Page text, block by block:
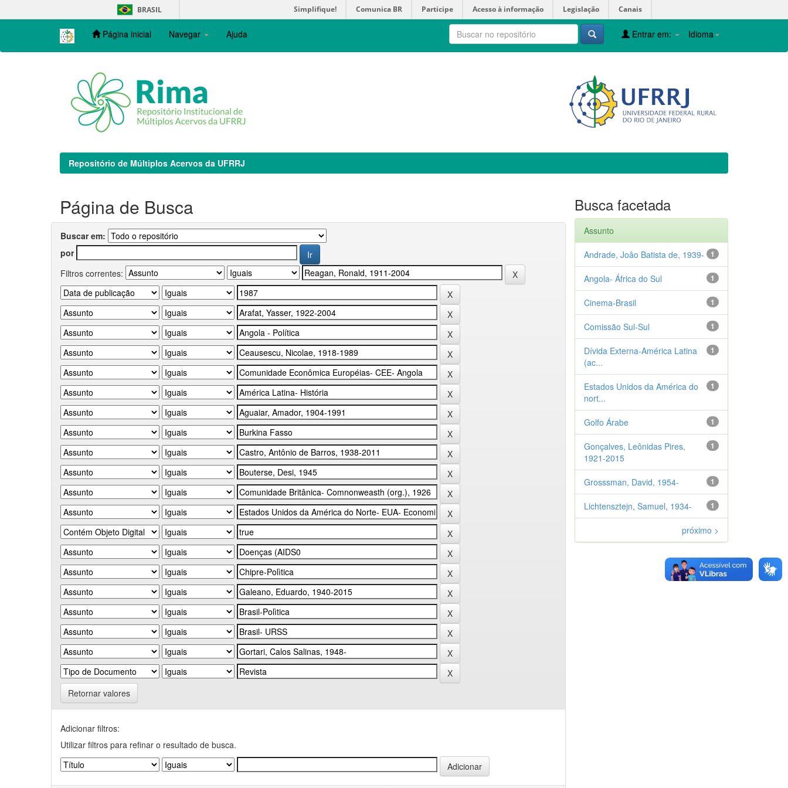
navigation
BRASIL Simplifique! Comunica BR Participe Acesso à informação Legislação Canais
Página inicial Navegar Ajuda Idioma
Entrar em:
Repositório de Múltiplos Acervos da UFRRJ
Página de Busca
Buscar em:
por
Filtros correntes:
Retornar valores
Adicionar filtros:
Utilizar filtros para refinar o resultado de busca.
Busca facetada
Assunto
1
Andrade, Joâo Batista de, 1939-
1
Angola- África do Sul
1
Cinema-Brasil
1
Comissão Sul-Sul
1
Dívida Externa-América Latina
(ac...
1
Estados Unidos da América do
nort...
1
Golfo Árabe
1
Gonçalves, Leônidas Pires,
1921-2015
1
Grosssman, David, 1954-
1
Lichtensztejn, Samuel, 1934-
próximo >